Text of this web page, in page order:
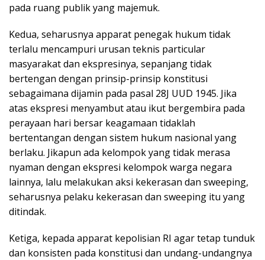
pada ruang publik yang majemuk.
Kedua, seharusnya apparat penegak hukum tidak
terlalu mencampuri urusan teknis particular
masyarakat dan ekspresinya, sepanjang tidak
bertengan dengan prinsip-prinsip konstitusi
sebagaimana dijamin pada pasal 28J UUD 1945. Jika
atas ekspresi menyambut atau ikut bergembira pada
perayaan hari bersar keagamaan tidaklah
bertentangan dengan sistem hukum nasional yang
berlaku. Jikapun ada kelompok yang tidak merasa
nyaman dengan ekspresi kelompok warga negara
lainnya, lalu melakukan aksi kekerasan dan sweeping,
seharusnya pelaku kekerasan dan sweeping itu yang
ditindak.
Ketiga, kepada apparat kepolisian RI agar tetap tunduk
dan konsisten pada konstitusi dan undang-undangnya